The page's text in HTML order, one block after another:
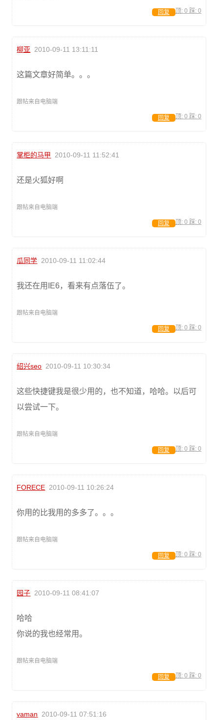
顶: 0 踩: 0
回复
柳亚 2010-09-11 13:11:11
这篇文章好简单。。。
跟帖来自电脑端
顶: 0 踩: 0
回复
掌柜的马甲 2010-09-11 11:52:41
还是火狐好啊
跟帖来自电脑端
顶: 0 踩: 0
回复
瓜同学 2010-09-11 11:02:44
我还在用IE6，看来有点落伍了。
跟帖来自电脑端
顶: 0 踩: 0
回复
绍兴seo 2010-09-11 10:30:34
这些快捷键我是很少用的，也不知道，哈哈。以后可
以尝试一下。
跟帖来自电脑端
顶: 0 踩: 0
回复
FORECE 2010-09-11 10:26:24
你用的比我用的多多了。。。
跟帖来自电脑端
顶: 0 踩: 0
回复
园子 2010-09-11 08:41:07
哈哈
你说的我也经常用。
跟帖来自电脑端
顶: 0 踩: 0
回复
vaman 2010-09-11 07:51:16